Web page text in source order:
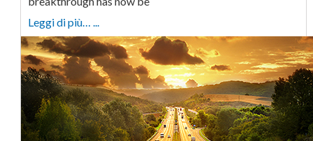
Leggi di più… ...